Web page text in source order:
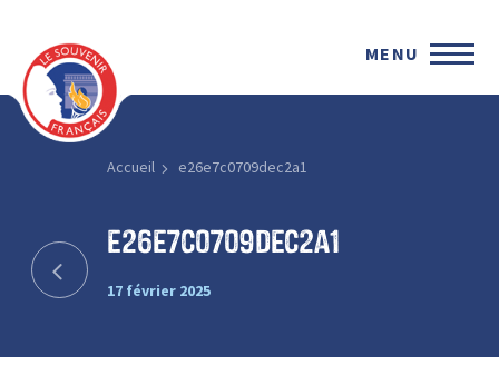
MENU
Accueil e26e7c0709dec2a1
e26e7c0709dec2a1
17 février 2025